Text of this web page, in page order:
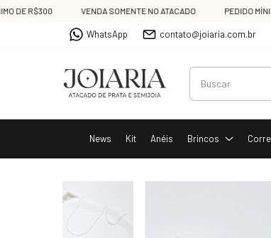
R$300 VENDA SOMENTE NO ATACADO PEDIDO MÍNIMO
WhatsApp contato@joiaria.com.br
News Kit Anéis Brincos